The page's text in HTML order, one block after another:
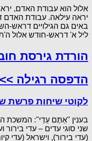
אלול הוא עבודת האדם,
יראה עילאה. עבודת האדם
באים גם הגילויים דראש-
ליל א' דראש-חודש אלול
הורדת גירסת
הדפסה רגילה
לקוטי שיחות פרשת
בענין "אַתֶּם עֵדַי": המשכת
שני סוגי עדים – עדי בירור
(עדי בירור), וישראל (עדי